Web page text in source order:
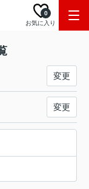
お気に入り
0
変更
変更